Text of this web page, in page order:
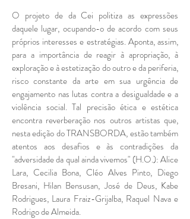
O projeto de da Cei politiza as expressões
daquele lugar, ocupando-o de acordo com seus
próprios interesses e estratégias. Aponta, assim,
para a importância de reagir à apropriação, à
exploração e à estetização do outro e da periferia,
risco constante da arte em sua urgência de
engajamento nas lutas contra a desigualdade e a
violência social. Tal precisão ética e estética
encontra reverberação nos outros artistas que,
nesta edição do TRANSBORDA, estão também
atentos aos desafios e às contradições da
"adversidade da qual ainda vivemos" (H.O.): Alice
Lara, Cecilia Bona, Cléo Alves Pinto, Diego
Bresani, Hilan Bensusan, José de Deus, Kabe
Rodrigues, Laura Fraiz-Grijalba, Raquel Nava e
Rodrigo de Almeida.